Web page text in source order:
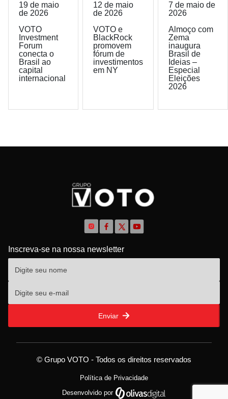
19 de maio
de 2026
VOTO
Investment
Forum
conecta o
Brasil ao
capital
internacional
12 de maio
de 2026
VOTO e
BlackRock
promovem
fórum de
investimentos
em NY
7 de maio de
2026
Almoço com
Zema
inaugura
Brasil de
Ideias –
Especial
Eleições
2026
Inscreva-se na nossa newsletter
Enviar
© Grupo VOTO - Todos os direitos reservados
Política de Privacidade
Desenvolvido por